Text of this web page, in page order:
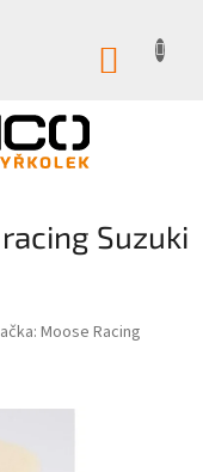
Suzuki
Moose Racing